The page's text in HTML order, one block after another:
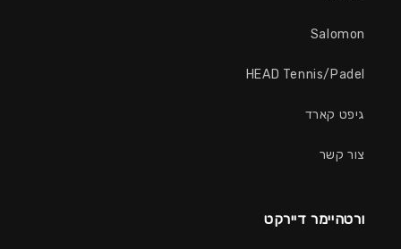
Salomon
HEAD Tennis/Padel
גיפט קארד
צור קשר
ורטהיימר דיירקט